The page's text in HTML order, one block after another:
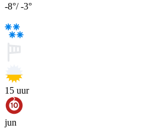
-8°/-3°
15 uur
jun